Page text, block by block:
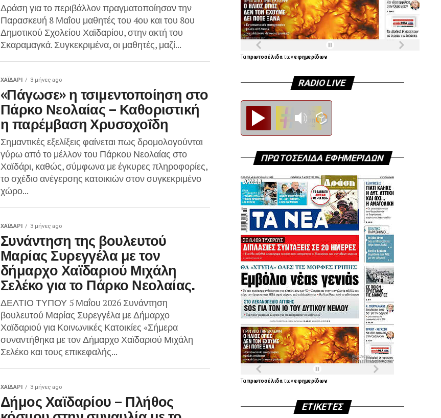
Δράση για το περιβάλλον πραγματοποίησαν την
Παρασκευή 8 Μαΐου μαθητές του 4ου και του 8ου
Δημοτικού Σχολείου Χαϊδαρίου, στην ακτή του
Σκαραμαγκά. Συγκεκριμένα, οι μαθητές, μαζί...
ΧΑΪΔΑΡΙ 3 μήνες ago
«Πάγωσε» η τσιμεντοποίηση στο
Πάρκο Νεολαίας – Καθοριστική
η παρέμβαση Χρυσοχοΐδη
Σημαντικές εξελίξεις φαίνεται πως δρομολογούνται
γύρω από το μέλλον του Πάρκου Νεολαίας στο
Χαϊδάρι, καθώς, σύμφωνα με έγκυρες πληροφορίες,
το σχέδιο ανέγερσης κατοικιών στον συγκεκριμένο
χώρο...
ΧΑΪΔΑΡΙ 3 μήνες ago
Συνάντηση της βουλευτού
Μαρίας Συρεγγέλα με τον
δήμαρχο Χαϊδαριού Μιχάλη
Σελέκο για το Πάρκο Νεολαίας.
ΔΕΛΤΙΟ ΤΥΠΟΥ 5 Μαΐου 2026 Συνάντηση
βουλευτού Μαρίας Συρεγγέλα με Δήμαρχο
Χαϊδαριού για Κοινωνικές Κατοικίες «Σήμερα
συναντήθηκα με τον Δήμαρχο Χαϊδαριού Μιχάλη
Σελέκο και τους επικεφαλής...
ΧΑΪΔΑΡΙ 3 μήνες ago
Δήμος Χαϊδαρίου – Πλήθος
Ταπρωτοσέλιδατωνεφημερίδων
RADIO LIVE
ΠΡΩΤΟΣΕΛΙΔΑ ΕΦΗΜΕΡΙΔΩΝ
Ταπρωτοσέλιδατωνεφημερίδων
ΕΤΙΚΈΤΕΣ